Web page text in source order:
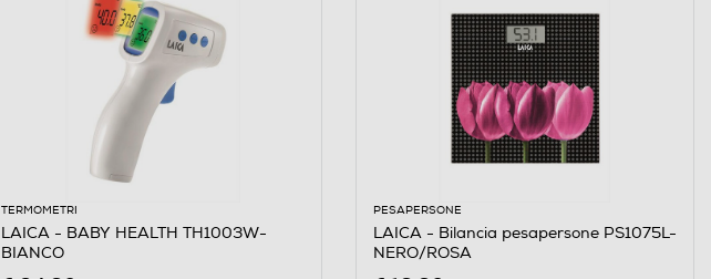
TERMOMETRI
LAICA - BABY HEALTH TH1003W-
BIANCO
PESAPERSONE
LAICA - Bilancia pesapersone PS1075L-
NERO/ROSA